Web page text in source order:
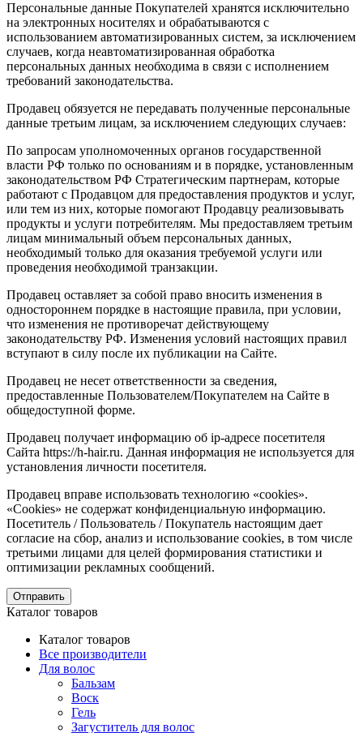
Персональные данные Покупателей хранятся исключительно
на электронных носителях и обрабатываются с
использованием автоматизированных систем, за исключением
случаев, когда неавтоматизированная обработка
персональных данных необходима в связи с исполнением
требований законодательства.
Продавец обязуется не передавать полученные персональные
данные третьим лицам, за исключением следующих случаев:
По запросам уполномоченных органов государственной
власти РФ только по основаниям и в порядке, установленным
законодательством РФ Стратегическим партнерам, которые
работают с Продавцом для предоставления продуктов и услуг,
или тем из них, которые помогают Продавцу реализовывать
продукты и услуги потребителям. Мы предоставляем третьим
лицам минимальный объем персональных данных,
необходимый только для оказания требуемой услуги или
проведения необходимой транзакции.
Продавец оставляет за собой право вносить изменения в
одностороннем порядке в настоящие правила, при условии,
что изменения не противоречат действующему
законодательству РФ. Изменения условий настоящих правил
вступают в силу после их публикации на Сайте.
Продавец не несет ответственности за сведения,
предоставленные Пользователем/Покупателем на Сайте в
общедоступной форме.
Продавец получает информацию об ip-адресе посетителя
Сайта https://h-hair.ru. Данная информация не используется для
установления личности посетителя.
Продавец вправе использовать технологию «cookies».
«Cookies» не содержат конфиденциальную информацию.
Посетитель / Пользователь / Покупатель настоящим дает
согласие на сбор, анализ и использование cookies, в том числе
третьими лицами для целей формирования статистики и
оптимизации рекламных сообщений.
Отправить
Каталог товаров
Каталог товаров
Все производители
Для волос
Бальзам
Воск
Гель
Загуститель для волос